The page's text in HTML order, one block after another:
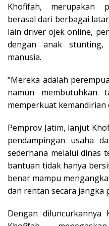
Khofifah, merupakan
berasal dari berbagai
lain driver ojek online,
dengan anak stunting,
manusia.
“Mereka adalah
namun membutuhkan
memperkuat kemandirian
Pemprov Jatim, lanjut
pendampingan usaha
sederhana melalui dinas
bantuan tidak hanya
benar mampu
dan rentan secara jangka
Dengan diluncurkannya